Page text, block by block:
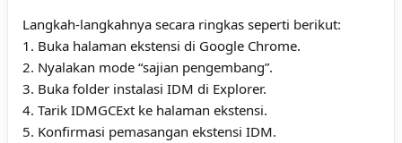
Langkah-langkahnya secara ringkas seperti berikut:
1. Buka halaman ekstensi di Google Chrome.
2. Nyalakan mode “sajian pengembang”.
3. Buka folder instalasi IDM di Explorer.
4. Tarik IDMGCExt ke halaman ekstensi.
5. Konfirmasi pemasangan ekstensi IDM.